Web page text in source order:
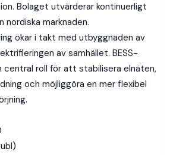
Bolaget utvärderar kontinuerligt
nordiska marknaden.
ökar i takt med utbyggnaden av
av samhället. BESS-
central roll för att stabilisera elnäten,
och möjliggöra en mer flexibel